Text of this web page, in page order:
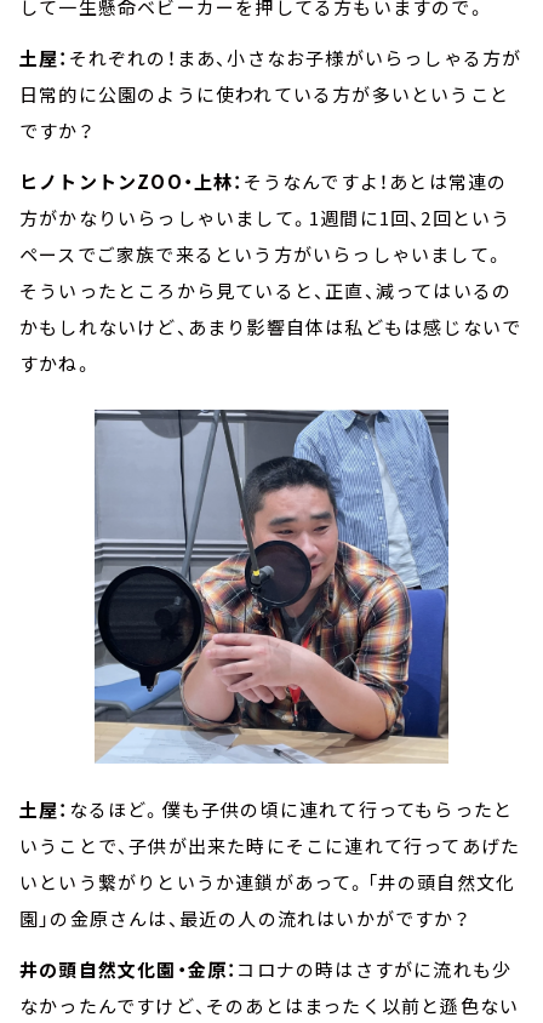
して一生懸命ベビーカーを押してる方もいますので。
土屋： それぞれの！まあ、小さなお子様がいらっしゃる方が
日常的に公園のように使われている方が多いということ
ですか？
ヒノトントンZOO・上林： そうなんですよ！あとは常連の
方がかなりいらっしゃいまして。1週間に1回、2回という
ペースでご家族で来るという方がいらっしゃいまして。
そういったところから見ていると、正直、減ってはいるの
かもしれないけど、あまり影響自体は私どもは感じないで
すかね。
土屋： なるほど。僕も子供の頃に連れて行ってもらったと
いうことで、子供が出来た時にそこに連れて行ってあげた
いという繋がりというか連鎖があって。「井の頭自然文化
園」の金原さんは、最近の人の流れはいかがですか？
井の頭自然文化園・金原： コロナの時はさすがに流れも少
なかったんですけど、そのあとはまったく以前と遜色ない